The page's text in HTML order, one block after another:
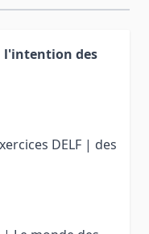
l'intention des
DELF | des